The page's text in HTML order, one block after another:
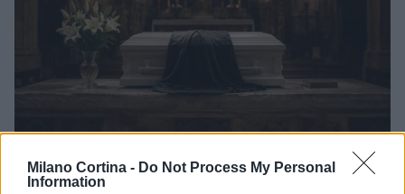
Milano Cortina - Do Not Process My Personal
Information
Don Antonio Mazzi: l’ultimo saluto a Milano tra
emozioni e canti